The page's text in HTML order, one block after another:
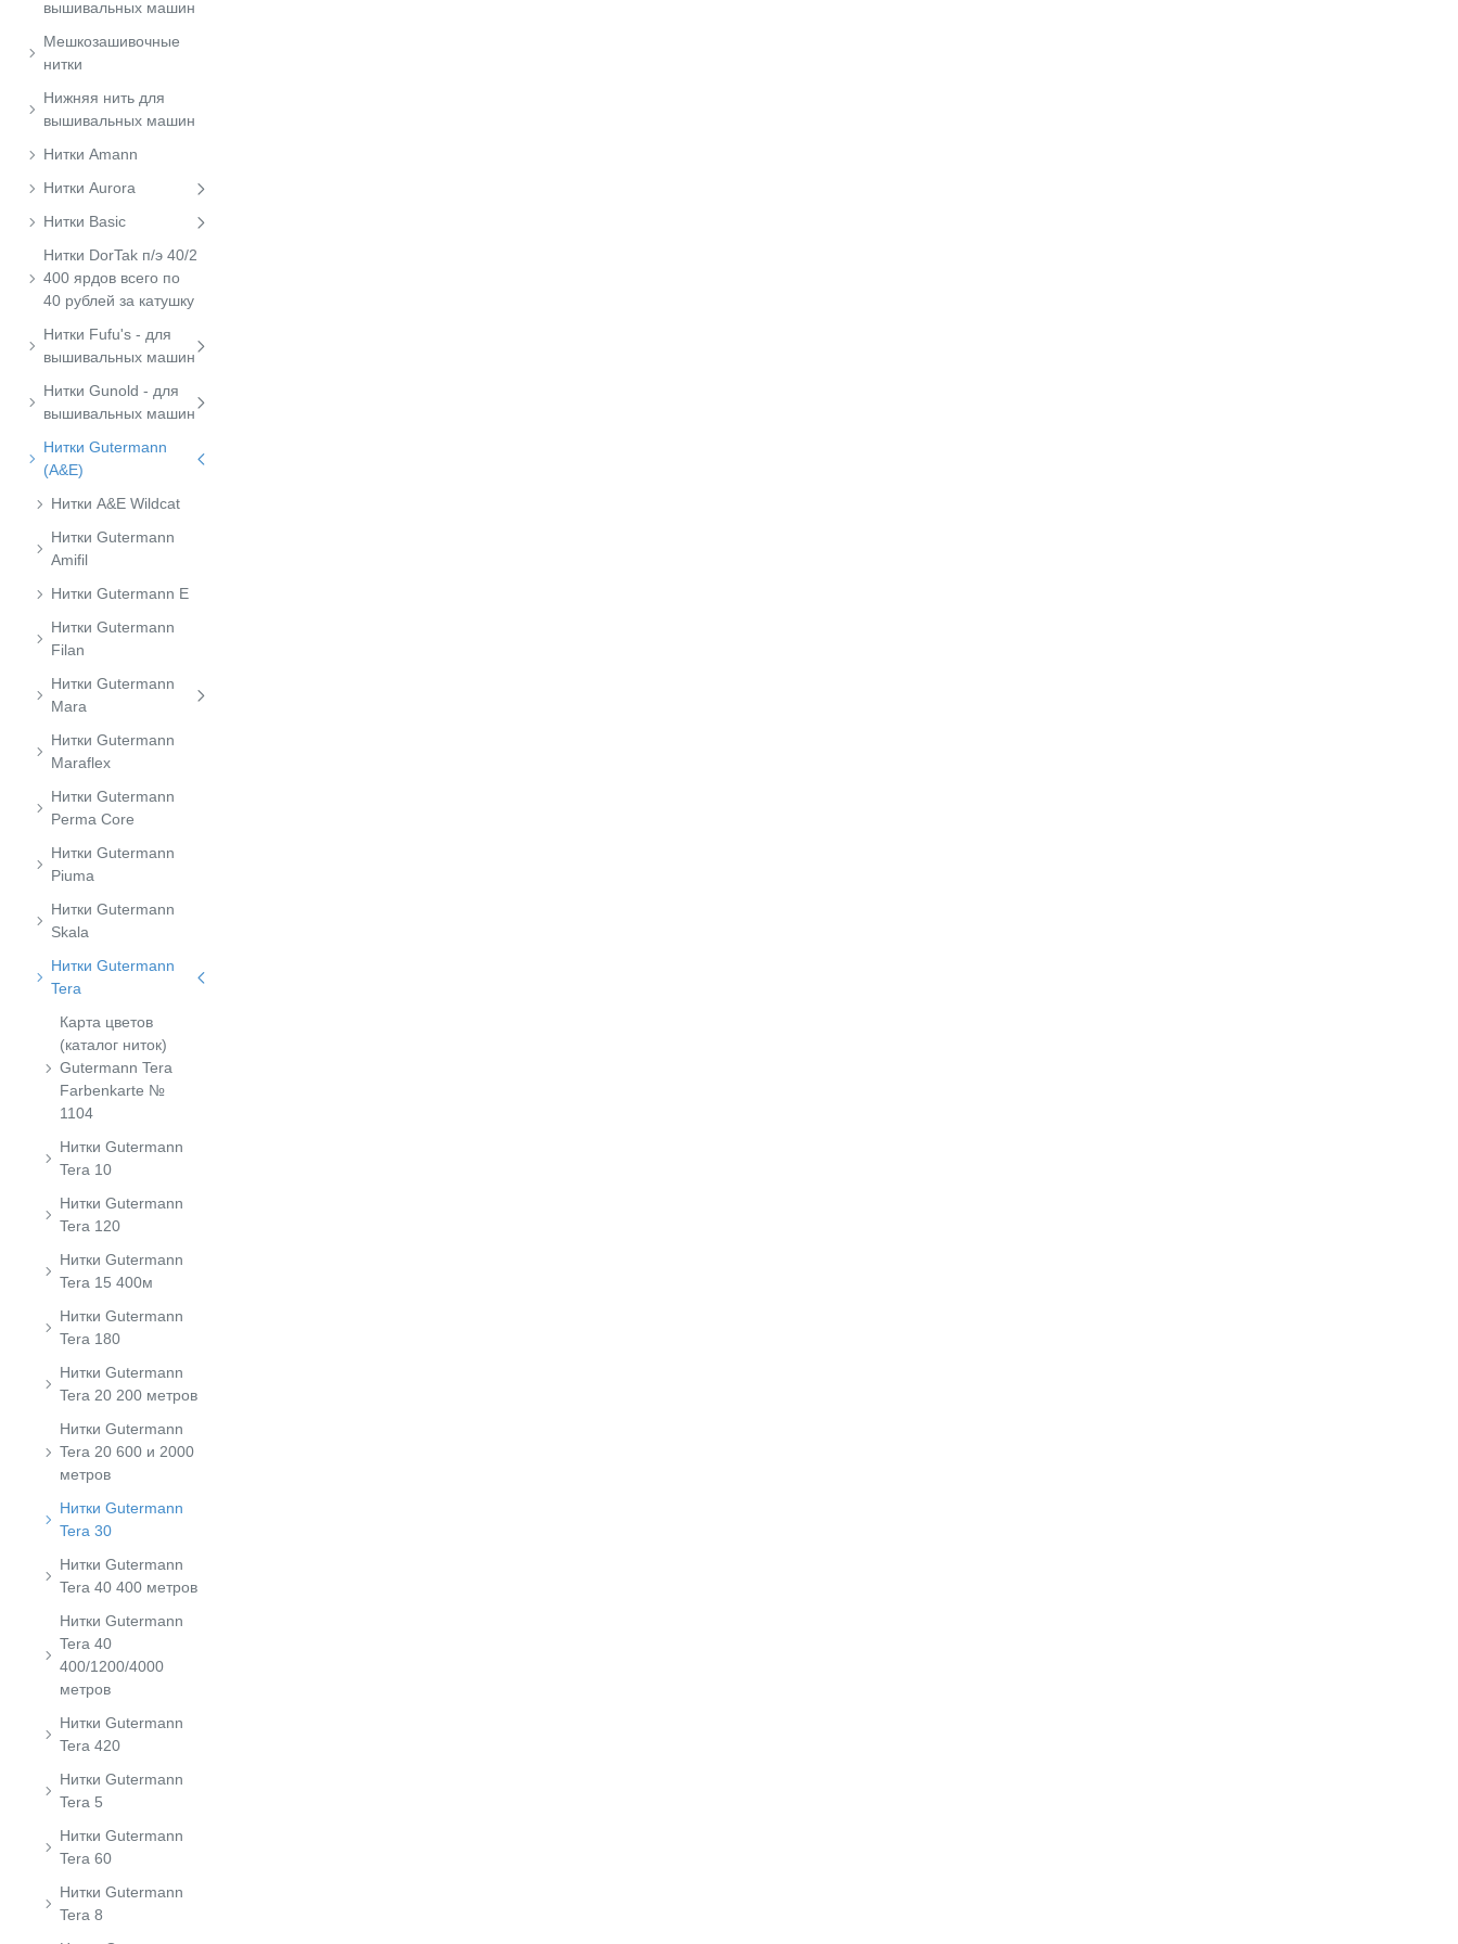
вышивальных машин
Мешкозашивочные
нитки
Нижняя нить для
вышивальных машин
Нитки Amann
Нитки Aurora
Нитки Basic
Нитки DorTak п/э 40/2
400 ярдов всего по
40 рублей за катушку
Нитки Fufu's - для
вышивальных машин
Нитки Gunold - для
вышивальных машин
Нитки Gutermann
(A&E)
Нитки A&E Wildcat
Нитки Gutermann
Amifil
Нитки Gutermann E
Нитки Gutermann
Filan
Нитки Gutermann
Mara
Нитки Gutermann
Maraflex
Нитки Gutermann
Perma Core
Нитки Gutermann
Piuma
Нитки Gutermann
Skala
Нитки Gutermann
Tera
Карта цветов
(каталог ниток)
Gutermann Tera
Farbenkarte №
1104
Нитки Gutermann
Tera 10
Нитки Gutermann
Tera 120
Нитки Gutermann
Tera 15 400м
Нитки Gutermann
Tera 180
Нитки Gutermann
Tera 20 200 метров
Нитки Gutermann
Tera 20 600 и 2000
метров
Нитки Gutermann
Tera 30
Нитки Gutermann
Tera 40 400 метров
Нитки Gutermann
Tera 40
400/1200/4000
метров
Нитки Gutermann
Tera 420
Нитки Gutermann
Tera 5
Нитки Gutermann
Tera 60
Нитки Gutermann
Tera 8